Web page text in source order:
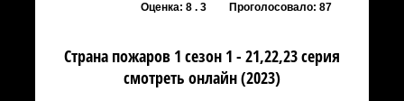
Оценка: 8 . 3 Проголосовало: 87
Страна пожаров 1 сезон 1 - 21,22,23 серия
смотреть онлайн (2023)